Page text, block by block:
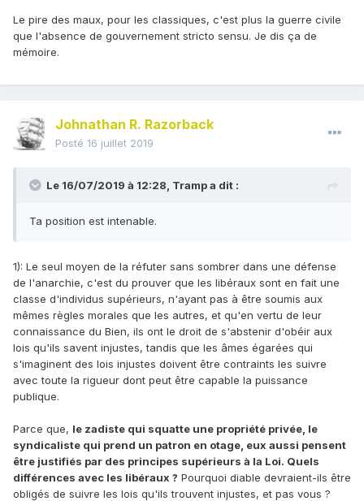
Le pire des maux, pour les classiques, c'est plus la guerre civile
que l'absence de gouvernement stricto sensu. Je dis ça de
mémoire.
Johnathan R. Razorback
Posté 16 juillet 2019
Le 16/07/2019 à 12:28, Trampa dit :
Ta position est intenable.
1): Le seul moyen de la réfuter sans sombrer dans une défense
de l'anarchie, c'est du prouver que les libéraux sont en fait une
classe d'individus supérieurs, n'ayant pas à être soumis aux
mêmes règles morales que les autres, et qu'en vertu de leur
connaissance du Bien, ils ont le droit de s'abstenir d'obéir aux
lois qu'ils savent injustes, tandis que les âmes égarées qui
s'imaginent des lois injustes doivent être contraints les suivre
avec toute la rigueur dont peut être capable la puissance
publique.
Parce que, le zadiste qui squatte une propriété privée, le
syndicaliste qui prend un patron en otage, eux aussi pensent
être justifiés par des principes supérieurs à la Loi. Quels
différences avec les libéraux ? Pourquoi diable devraient-ils être
obligés de suivre les lois qu'ils trouvent injustes, et pas vous ?